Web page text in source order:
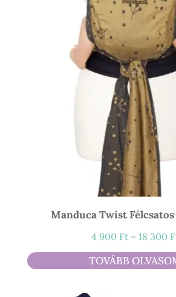
Manduca Twist
4 900 Ft – 18 300
TOVÁBB